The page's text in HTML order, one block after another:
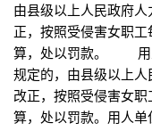
由县级以上人民政府
正，按照受侵害女职
算，处以罚款。 用
规定的，由县级以上
改正，按照受侵害女
算，处以罚款。用人